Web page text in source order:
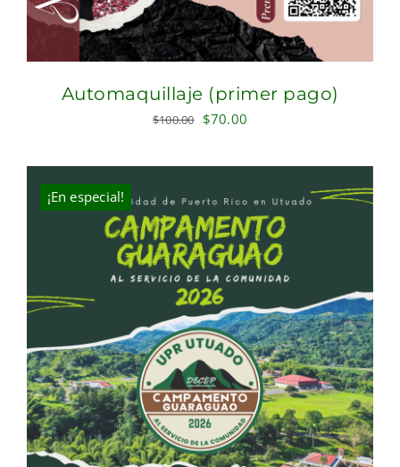
Automaquillaje (primer pago)
$100.00 Original
was:
$70.00
is:
¡En especial!